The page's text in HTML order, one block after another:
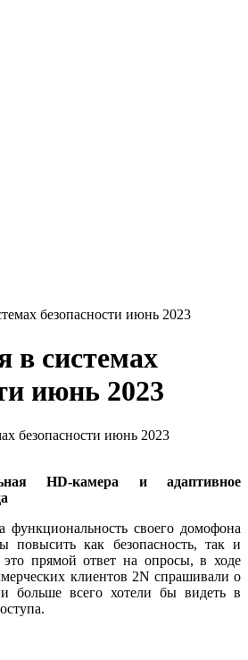
безопасности июнь 2023
в системах
июнь 2023
HD-камера и адаптивное
своего домофона
повысить как безопасность, так и
это прямой ответ на опросы, в ходе
клиентов 2N спрашивали о
больше всего хотели бы видеть в